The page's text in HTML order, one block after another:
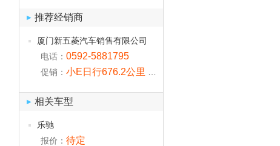
▶ 推荐经销商
厦门新五菱汽车销售有限公司
电话： 0592-5881795
促销： 小E日行676.2公里 他是怎么做到的
▶ 相关车型
乐驰
报价： 待定